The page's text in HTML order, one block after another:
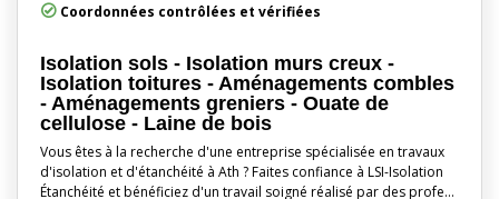
Coordonnées contrôlées et vérifiées
Isolation sols - Isolation murs creux -
Isolation toitures - Aménagements combles
- Aménagements greniers - Ouate de
cellulose - Laine de bois
Vous êtes à la recherche d'une entreprise spécialisée en travaux
d'isolation et d'étanchéité à Ath ? Faites confiance à LSI-Isolation
Étanchéité et bénéficiez d'un travail soigné réalisé par des profe…